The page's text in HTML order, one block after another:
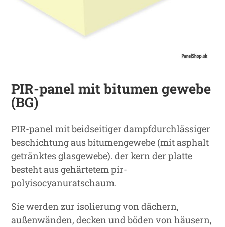
PIR-panel mit bitumen gewebe
(BG)
PIR-panel mit beidseitiger dampfdurchlässiger
beschichtung aus bitumengewebe (mit asphalt
getränktes glasgewebe). der kern der platte
besteht aus gehärtetem pir-
polyisocyanuratschaum.
Sie werden zur isolierung von dächern,
außenwänden, decken und böden von häusern,